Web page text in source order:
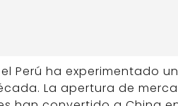
Perú ha experimentado
La apertura de